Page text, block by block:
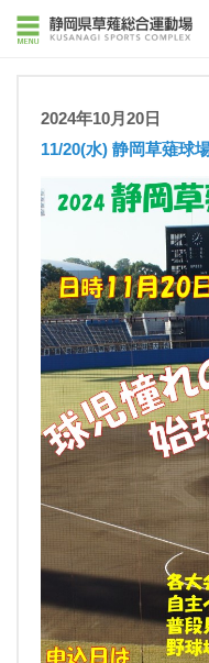
2024年10月20日
11/20(水) 静岡草薙球